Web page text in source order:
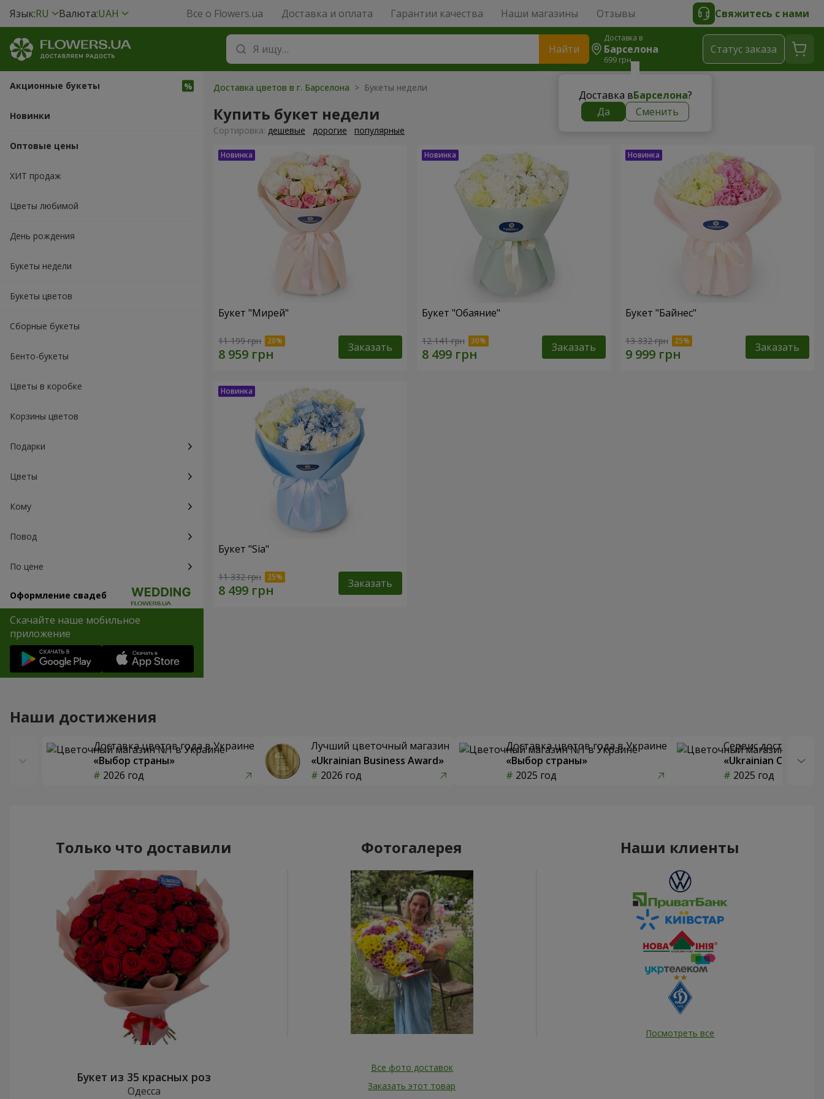
Язык:RU Валюта:UAH Все о Flowers.ua Доставка и оплата Гарантии качества Наши магазины Отзывы Свяжитесь с нами
Найти
Доставка в
Барселона
699 грн
Доставка вБарселона?
Да
Сменить
Cтатус заказа
Акционные букеты
Новинки
Оптовые цены
ХИТ продаж
Цветы любимой
День рождения
Букеты недели
Букеты цветов
Сборные букеты
Бенто-букеты
Цветы в коробке
Корзины цветов
Подарки
Цветы
Кому
Повод
По цене
Оформление свадеб
Скачайте наше мобильное
приложение
Доставка цветов в г. Барселона > Букеты недели
Купить букет недели
Cортировка: дешевые дорогие популярные
Букет "Мирей"
11 199 грн Заказать
Букет "Обаяние"
12 141 грн Заказать
Букет "Байнес"
13 332 грн Заказать
Букет "Sia"
11 332 грн Заказать
Наши достижения
Доставка цветов года в Украине
«Выбор страны»
2026 год
Лучший цветочный магазин
«Ukrainian Business Award»
2026 год
Доставка цветов года в Украине
«Выбор страны»
2025 год
Сервис доставки
«Ukrainian Choice»
2025 год
Только что доставили
Букет из 35 красных роз
Одесса
Фотогалерея
Все фото доставок
Заказать этот товар
Наши клиенты
Посмотреть все